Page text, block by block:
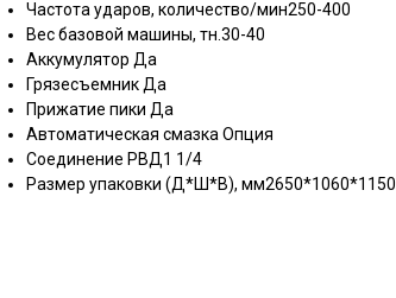
Частота ударов, количество/мин250-400
Вес базовой машины, тн.30-40
Аккумулятор Да
Грязесъемник Да
Прижатие пики Да
Автоматическая смазка Опция
Соединение РВД1 1/4
Размер упаковки (Д*Ш*В), мм2650*1060*1150